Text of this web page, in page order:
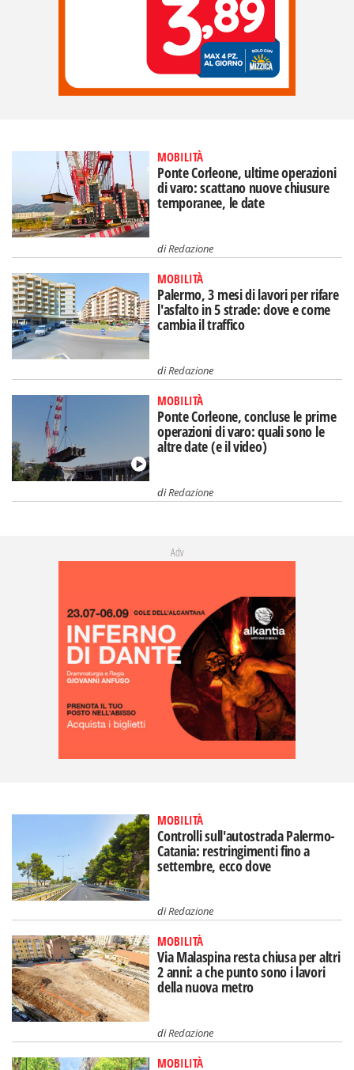
MOBILITÀ
Ponte Corleone, ultime operazioni
di varo: scattano nuove chiusure
temporanee, le date
diRedazione
MOBILITÀ
Palermo, 3 mesi di lavori per rifare
l'asfalto in 5 strade: dove e come
cambia il traffico
diRedazione
MOBILITÀ
Ponte Corleone, concluse le prime
operazioni di varo: quali sono le
altre date (e il video)
diRedazione
Adv
MOBILITÀ
Controlli sull'autostrada Palermo-
Catania: restringimenti fino a
settembre, ecco dove
diRedazione
MOBILITÀ
Via Malaspina resta chiusa per altri
2 anni: a che punto sono i lavori
della nuova metro
diRedazione
MOBILITÀ